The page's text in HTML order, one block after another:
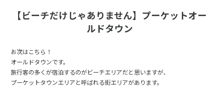
【ビーチだけじゃありません】プーケットオー
ルドタウン
お次はこちら！
オールドタウンです。
旅行客の多くが宿泊するのがビーチエリアだと思いますが、
プーケットタウンエリアと呼ばれる街エリアがあります。